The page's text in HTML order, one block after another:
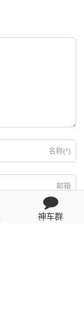
名称(*)
邮箱
神车群